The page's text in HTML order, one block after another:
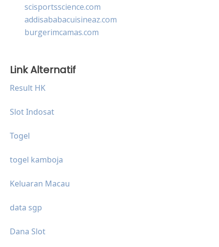
scisportsscience.com
addisababacuisineaz.com
burgerimcamas.com
Link Alternatif
Result HK
Slot Indosat
Togel
togel kamboja
Keluaran Macau
data sgp
Dana Slot